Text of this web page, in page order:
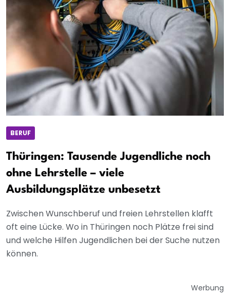
BERUF
Thüringen: Tausende Jugendliche noch
ohne Lehrstelle – viele
Ausbildungsplätze unbesetzt
Zwischen Wunschberuf und freien Lehrstellen klafft
oft eine Lücke. Wo in Thüringen noch Plätze frei sind
und welche Hilfen Jugendlichen bei der Suche nutzen
können.
Werbung